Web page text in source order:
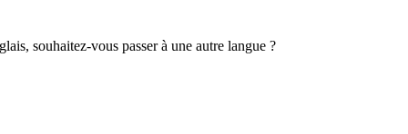
souhaitez-vous passer à une autre langue ?